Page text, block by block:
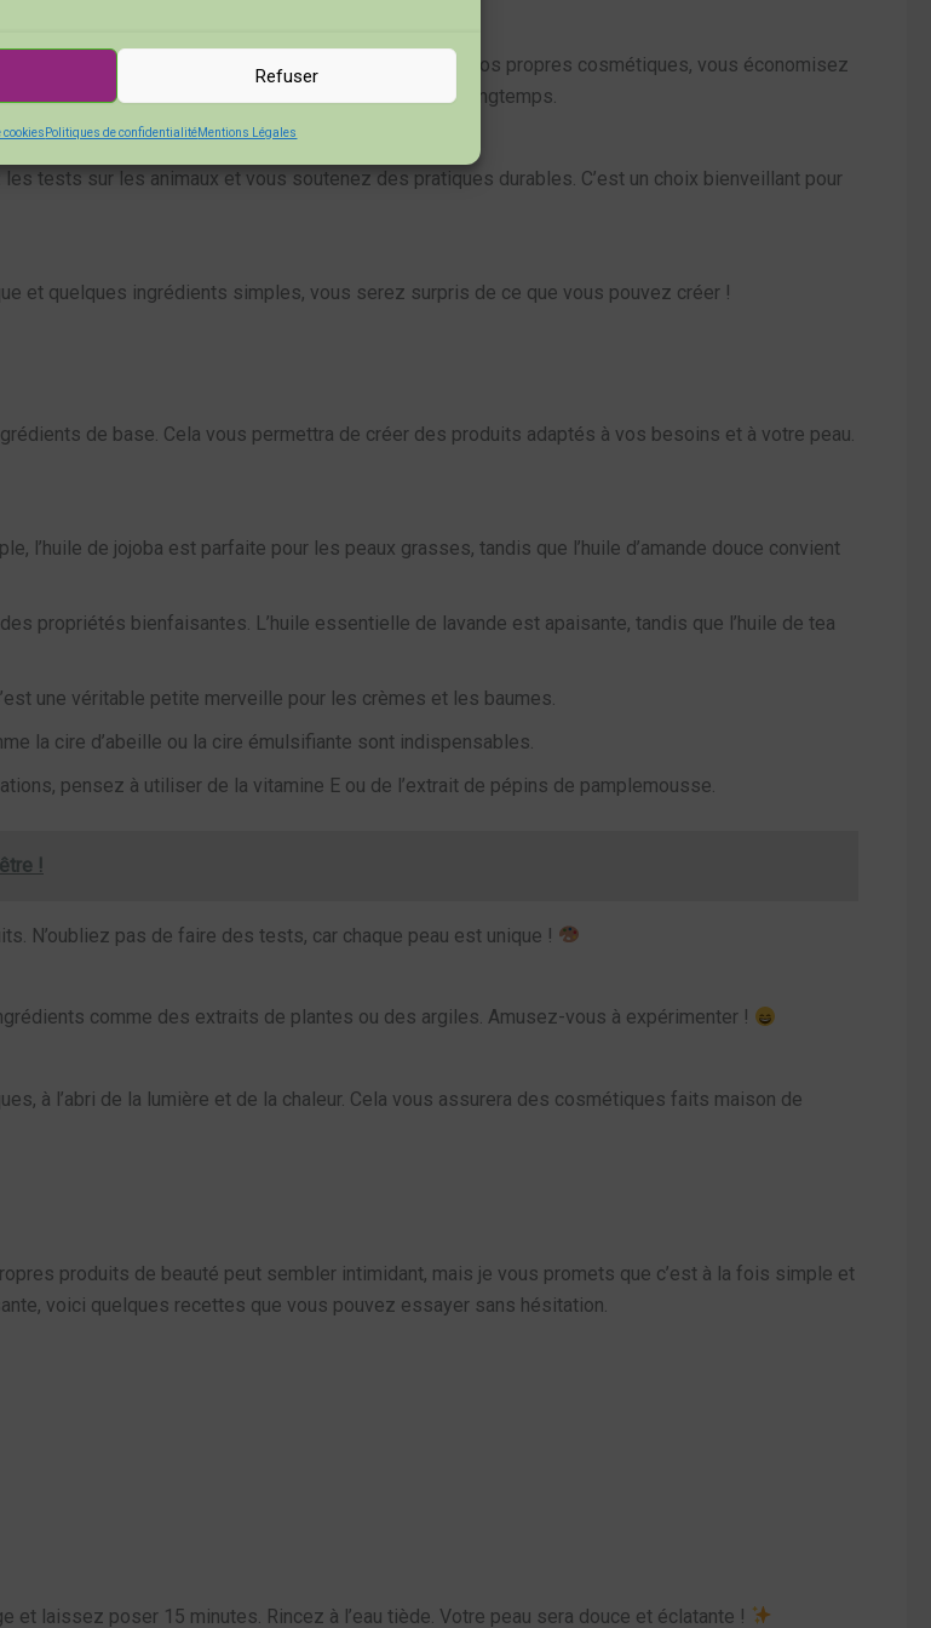
Refuser
cookies Politiques de confidentialitéMentions Légales
peuvent rapidement devenir très chers. En fabriquant vos propres cosmétiques, vous économisez
ou les beurres sont souvent abordables et durent longtemps.
tests sur les animaux et vous soutenez des pratiques durables. C’est un choix bienveillant pour
et quelques ingrédients simples, vous serez surpris de ce que vous pouvez créer !
de base. Cela vous permettra de créer des produits adaptés à vos besoins et à votre peau.
l’huile de jojoba est parfaite pour les peaux grasses, tandis que l’huile d’amande douce convient
propriétés bienfaisantes. L’huile essentielle de lavande est apaisante, tandis que l’huile de tea
une véritable petite merveille pour les crèmes et les baumes.
la cire d’abeille ou la cire émulsifiante sont indispensables.
pensez à utiliser de la vitamine E ou de l’extrait de pépins de pamplemousse.
!
N’oubliez pas de faire des tests, car chaque peau est unique !
comme des extraits de plantes ou des argiles. Amusez-vous à expérimenter !
à l’abri de la lumière et de la chaleur. Cela vous assurera des cosmétiques faits maison de
produits de beauté peut sembler intimidant, mais je vous promets que c’est à la fois simple et
voici quelques recettes que vous pouvez essayer sans hésitation.
laissez poser 15 minutes. Rincez à l’eau tiède. Votre peau sera douce et éclatante !